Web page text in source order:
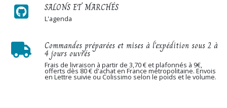
SALONS ET MARCHÉS
L'agenda
Commandes préparées et mises à l'expédition sous 2 à
4 jours ouvrés
Frais de livraison à partir de 3,70 € et plafonnés à 9€,
offerts dès 80 € d'achat en France métropolitaine. Envois
en Lettre suivie ou Colissimo selon le poids et le volume.